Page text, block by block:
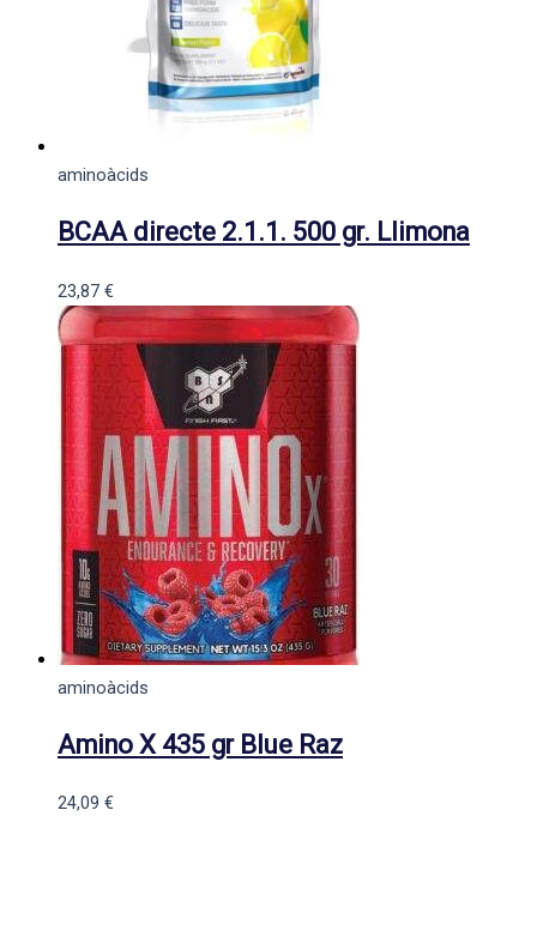
aminoàcids
BCAA directe 2.1.1. 500 gr. Llimona
23,87 €
aminoàcids
Amino X 435 gr Blue Raz
24,09 €